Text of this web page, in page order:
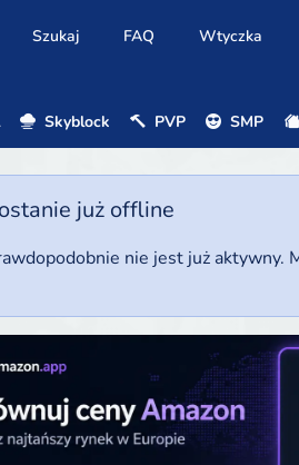
Szukaj FAQ Wtyczka
Skyblock PVP SMP
już offline
nie jest już aktywny.